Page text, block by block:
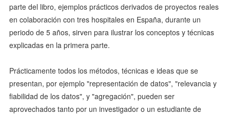
parte del libro, ejemplos prácticos derivados de proyectos reales
en colaboración con tres hospitales en España, durante un
periodo de 5 años, sirven para ilustrar los conceptos y técnicas
explicadas en la primera parte.
Prácticamente todos los métodos, técnicas e ideas que se
presentan, por ejemplo "representación de datos", "relevancia y
fiabilidad de los datos", y "agregación", pueden ser
aprovechados tanto por un investigador o un estudiante de